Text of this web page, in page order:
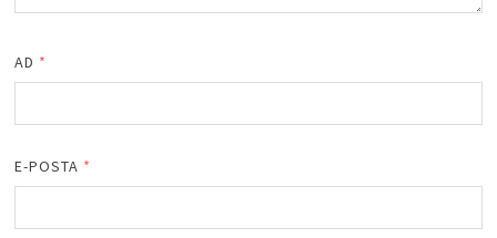
AD *
E-POSTA *